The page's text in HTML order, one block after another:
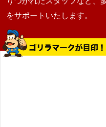
をサポートいたします。